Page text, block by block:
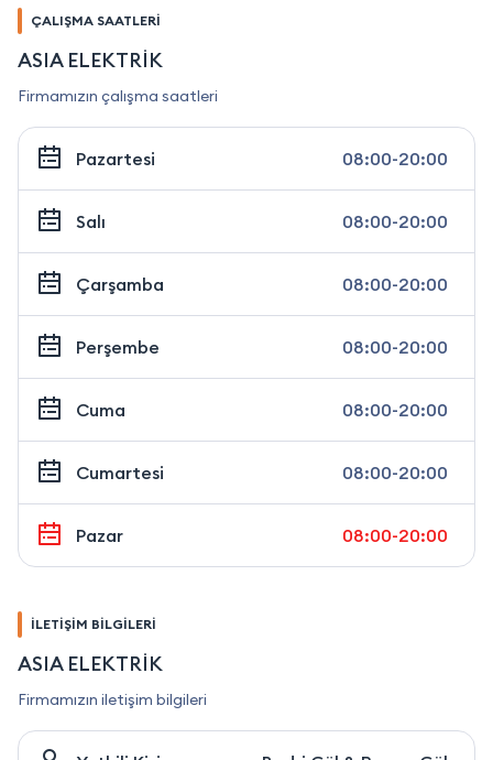
ÇALIŞMA SAATLERİ
ASIA ELEKTRİK
Firmamızın çalışma saatleri
Pazartesi 08:00-20:00
Salı 08:00-20:00
Çarşamba 08:00-20:00
Perşembe 08:00-20:00
Cuma 08:00-20:00
Cumartesi 08:00-20:00
Pazar 08:00-20:00
İLETİŞİM BİLGİLERİ
ASIA ELEKTRİK
Firmamızın iletişim bilgileri